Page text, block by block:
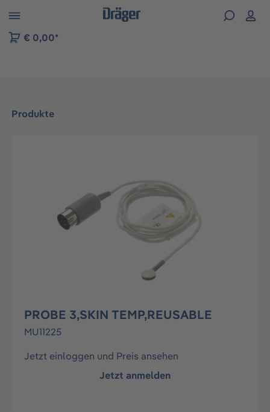
der B2B-Plattform springen
€ 0,00*
Produkte
PROBE 3,SKIN TEMP,REUSABLE
MU11225
Jetzt einloggen und Preis ansehen
Jetzt anmelden